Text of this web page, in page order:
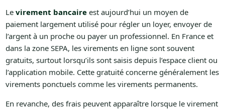
Le virement bancaireest aujourd’hui un moyen de
paiement largement utilisé pour régler un loyer, envoyer de
l’argent à un proche ou payer un professionnel. En France et
dans la zone SEPA, les virements en ligne sont souvent
gratuits, surtout lorsqu’ils sont saisis depuis l’espace client ou
l’application mobile. Cette gratuité concerne généralement les
virements ponctuels comme les virements permanents.
En revanche, des frais peuvent apparaître lorsque le virement